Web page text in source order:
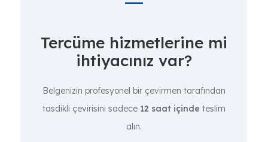
Tercüme hizmetlerine mi
ihtiyacınız var?
Belgenizin profesyonel bir çevirmen tarafından
tasdikli çevirisini sadece 12 saat içinde teslim
alın.